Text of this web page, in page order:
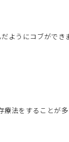
ようにコブができ
療法をすることが